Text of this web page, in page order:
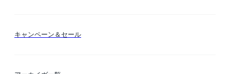
キャンペーン＆セール